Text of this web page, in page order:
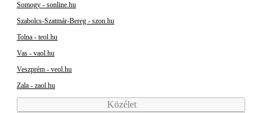
Somogy - sonline.hu
Szabolcs-Szatmár-Bereg - szon.hu
Tolna - teol.hu
Vas - vaol.hu
Veszprém - veol.hu
Zala - zaol.hu
Közélet